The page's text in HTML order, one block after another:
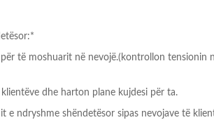
të moshuarit në nevojë.(kontrollon tensionin
dhe harton plane kujdesi për ta.
ndryshme shëndetësor sipas nevojave të